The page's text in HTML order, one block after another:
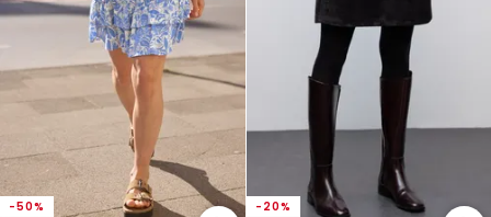
-50% -20%